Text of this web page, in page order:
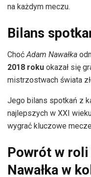
na każdym meczu.
Bilans
ChoćAdam Nawałka
2018 roku okazał się
mistrzostwach świata
Jego bilans spotkań z
najlepszych w XXI
wygrać kluczowe
Powrót w roli
Nawałka w